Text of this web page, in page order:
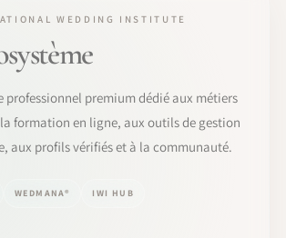
WEDDING INSTITUTE
professionnel premium dédié aux métiers
formation en ligne, aux outils de gestion
aux profils vérifiés et à la communauté.
WEDMANA® IWI HUB